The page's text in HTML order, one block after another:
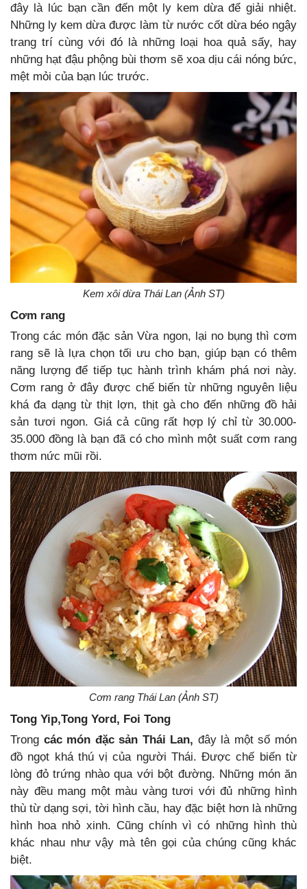
đây là lúc bạn cần đến một ly kem dừa để giải nhiệt.
Những ly kem dừa được làm từ nước cốt dừa béo ngậy
trang trí cùng với đó là những loại hoa quả sấy, hay
những hạt đậu phộng bùi thơm sẽ xoa dịu cái nóng bức,
mệt mỏi của bạn lúc trước.
Kem xôi dừa Thái Lan (Ảnh ST)
Cơm rang
Trong các món đặc sản Vừa ngon, lại no bụng thì cơm
rang sẽ là lựa chọn tối ưu cho bạn, giúp bạn có thêm
năng lượng để tiếp tục hành trình khám phá nơi này.
Cơm rang ở đây được chế biến từ những nguyên liệu
khá đa dạng từ thịt lợn, thịt gà cho đến những đồ hải
sản tươi ngon. Giá cả cũng rất hợp lý chỉ từ 30.000-
35.000 đồng là bạn đã có cho mình một suất cơm rang
thơm nức mũi rồi.
Cơm rang Thái Lan (Ảnh ST)
Tong Yip,Tong Yord, Foi Tong
Trong các món đặc sản Thái Lan, đây là một số món
đồ ngọt khá thú vị của người Thái. Được chế biến từ
lòng đỏ trứng nhào qua với bột đường. Những món ăn
này đều mang một màu vàng tươi với đủ những hình
thù từ dạng sợi, tời hình cầu, hay đặc biệt hơn là những
hình hoa nhỏ xinh. Cũng chính vì có những hình thù
khác nhau như vậy mà tên gọi của chúng cũng khác
biệt.